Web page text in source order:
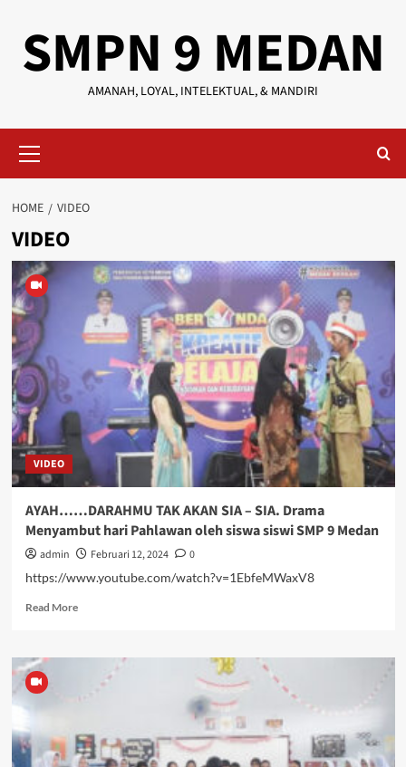
contentSMPN 9 MEDAN
AMANAH, LOYAL, INTELEKTUAL, & MANDIRI
Menu
HOME VIDEO
VIDEO
VIDEO
AYAH……DARAHMU TAK AKAN SIA – SIA. Drama
Menyambut hari Pahlawan oleh siswa siswi SMP 9 Medan
admin Februari 12, 2024
0
https://www.youtube.com/watch?v=1EbfeMWaxV8
Read MoreRead
AYAH……
DARAHMU
–
SIA.